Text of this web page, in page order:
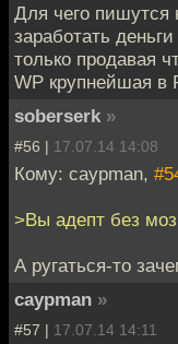
Для чего пишутся
заработать
только продавая
WP крупнейшая в
soberserk »
#56 | 17.07.14 14:08
Кому: caypman,
>Вы адепт без
А ругаться-то
caypman »
#57 | 17.07.14 14:11